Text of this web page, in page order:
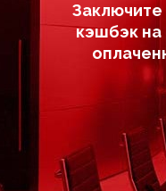
Заключите
кэшбэк на